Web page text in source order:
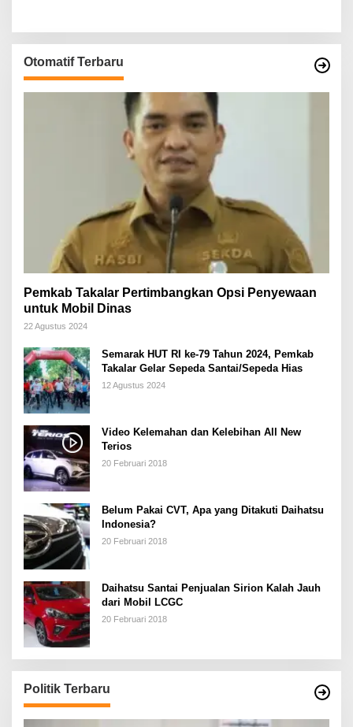
Otomatif Terbaru
Pemkab Takalar Pertimbangkan Opsi Penyewaan
untuk Mobil Dinas
22 Agustus 2024
Semarak HUT RI ke-79 Tahun 2024, Pemkab
Takalar Gelar Sepeda Santai/Sepeda Hias
12 Agustus 2024
Video Kelemahan dan Kelebihan All New
Terios
20 Februari 2018
Belum Pakai CVT, Apa yang Ditakuti Daihatsu
Indonesia?
20 Februari 2018
Daihatsu Santai Penjualan Sirion Kalah Jauh
dari Mobil LCGC
20 Februari 2018
Politik Terbaru